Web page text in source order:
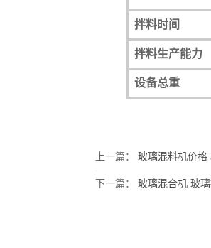
拌料时间
拌料生产能力
设备总重
上一篇： 玻璃混料机价格
下一篇： 玻璃混合机 玻